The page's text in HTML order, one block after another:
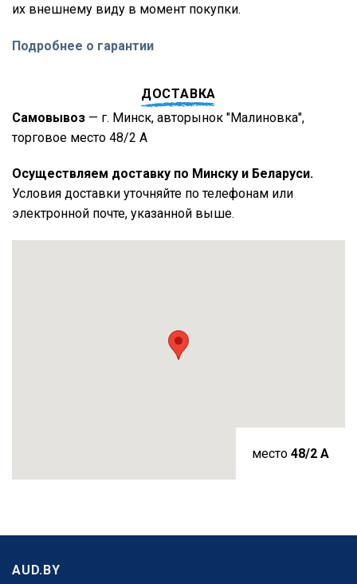
их внешнему виду в момент покупки.
Подробнее о гарантии
ДОСТАВКА
Самовывоз — г. Минск, авторынок "Малиновка",
торговое место 48/2 А
Осуществляем доставку по Минску и Беларуси.
Условия доставки уточняйте по телефонам или
электронной почте, указанной выше.
место 48/2 A
AUD.BY